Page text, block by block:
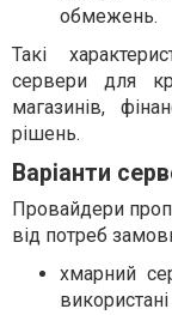
обмежень.
Такі
сервери для
магазинів,
рішень.
Варіанти
Провайдери
від потреб
хмарний